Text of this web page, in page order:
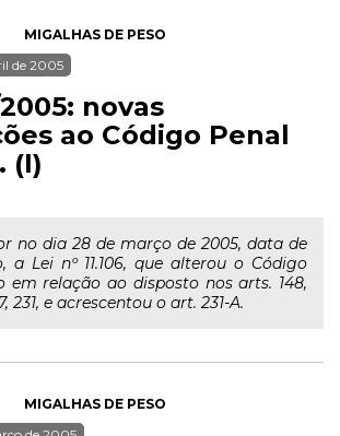
MIGALHAS DE PESO
de 2005
2005: novas
ao Código Penal
(I)
no dia 28 de março de 2005, data de
a Lei nº 11.106, que alterou o Código
em relação ao disposto nos arts. 148,
231, e acrescentou o art. 231-A.
MIGALHAS DE PESO